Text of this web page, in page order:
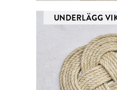
UNDERLÄGG